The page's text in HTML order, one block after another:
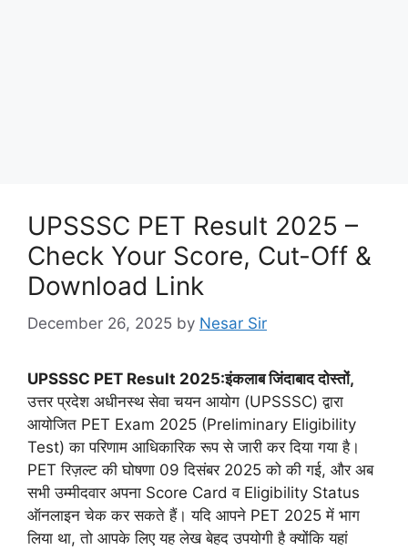
UPSSSC PET Result 2025 –
Check Your Score, Cut-Off &
Download Link
December 26, 2025 by Nesar Sir
UPSSSC PET Result 2025:इंकलाब जिंदाबाद दोस्तों,
उत्तर प्रदेश अधीनस्थ सेवा चयन आयोग (UPSSSC) द्वारा
आयोजित PET Exam 2025 (Preliminary Eligibility
Test) का परिणाम आधिकारिक रूप से जारी कर दिया गया है।
PET रिज़ल्ट की घोषणा 09 दिसंबर 2025 को की गई, और अब
सभी उम्मीदवार अपना Score Card व Eligibility Status
ऑनलाइन चेक कर सकते हैं। यदि आपने PET 2025 में भाग
लिया था, तो आपके लिए यह लेख बेहद उपयोगी है क्योंकि यहां